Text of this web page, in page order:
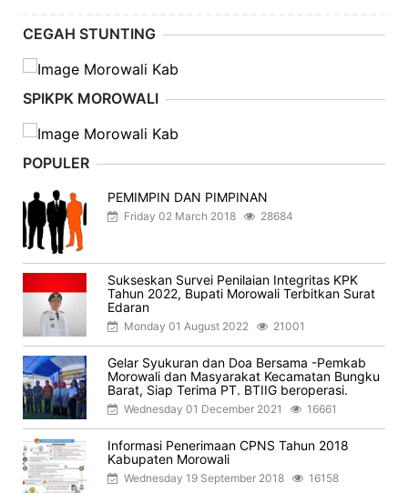
CEGAH STUNTING
SPIKPK MOROWALI
POPULER
PEMIMPIN DAN PIMPINAN
Friday 02 March 2018 28684
Sukseskan Survei Penilaian Integritas KPK
Tahun 2022, Bupati Morowali Terbitkan Surat
Edaran
Monday 01 August 2022 21001
Gelar Syukuran dan Doa Bersama -Pemkab
Morowali dan Masyarakat Kecamatan Bungku
Barat, Siap Terima PT. BTIIG beroperasi.
Wednesday 01 December 2021 16661
Informasi Penerimaan CPNS Tahun 2018
Kabupaten Morowali
Wednesday 19 September 2018 16158